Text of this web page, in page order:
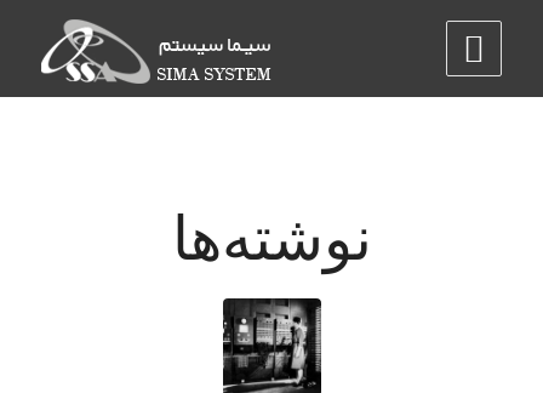
نوشته‌ها